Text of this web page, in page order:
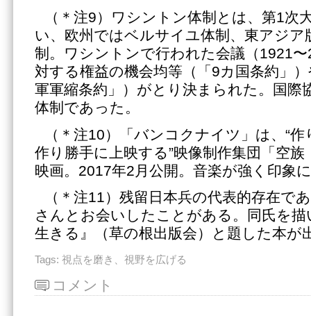
（＊注9）ワシントン体制とは、第1次
い、欧州ではベルサイユ体制、東アジ
制。ワシントンで行われた会議（1921
対する権益の機会均等（「9カ国条約」
軍軍縮条約」）がとり決まられた。国際
体制であった。
（＊注10）「バンコクナイツ」は、“
作り勝手に上映する”映像制作集団「空
映画。2017年2月公開。音楽が強く印象
（＊注11）残留日本兵の代表的存在で
さんとお会いしたことがある。同氏を
生きる』（草の根出版会）と題した本が
Tags: 視点を磨き、視野を広げる
コメント